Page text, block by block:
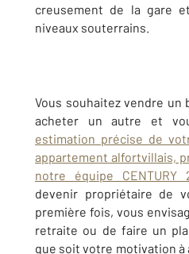
creusement de la gare
niveaux souterrains.
Vous souhaitez vendre un
acheter un autre et
estimation précise de
appartement alfortvillais,
notre équipe CENTURY
devenir propriétaire de
première fois, vous
retraite ou de faire un
que soit votre motivation à